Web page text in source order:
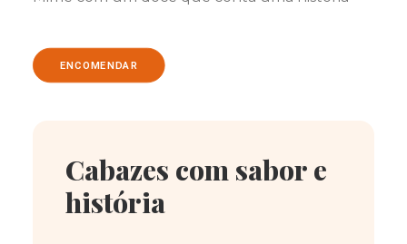
ENCOMENDAR
Cabazes com sabor e
história